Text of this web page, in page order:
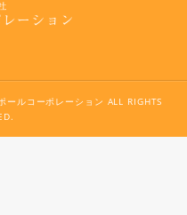
ルコーポレーション ALL RIGHTS